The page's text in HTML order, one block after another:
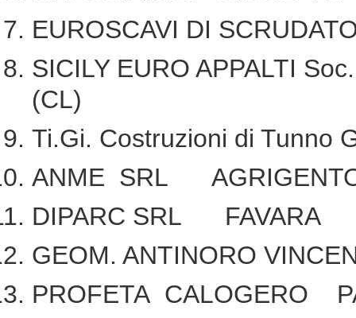
EUROSCAVI DI
SICILY EURO APPALTI
(CL)
Ti.Gi. Costruzioni di Tunno
ANME SRL
DIPARC SRL FAVARA
GEOM. ANTINORO
PROFETA CALOGERO